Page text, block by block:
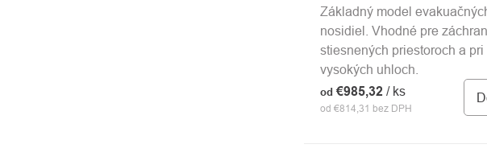
od €814,31 bez DPH
od €985,32 / ks
Základný model
nosidiel. Vhodné pre
stiesnených priestoroch a pri
vysokých uhloch.